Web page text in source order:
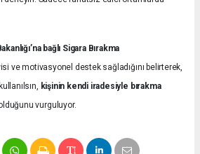
bağlı Sigara Bırakma
ve motivasyonel destek sağladığını belirterek,
kişinin kendi iradesiyle bırakma
vurguluyor.